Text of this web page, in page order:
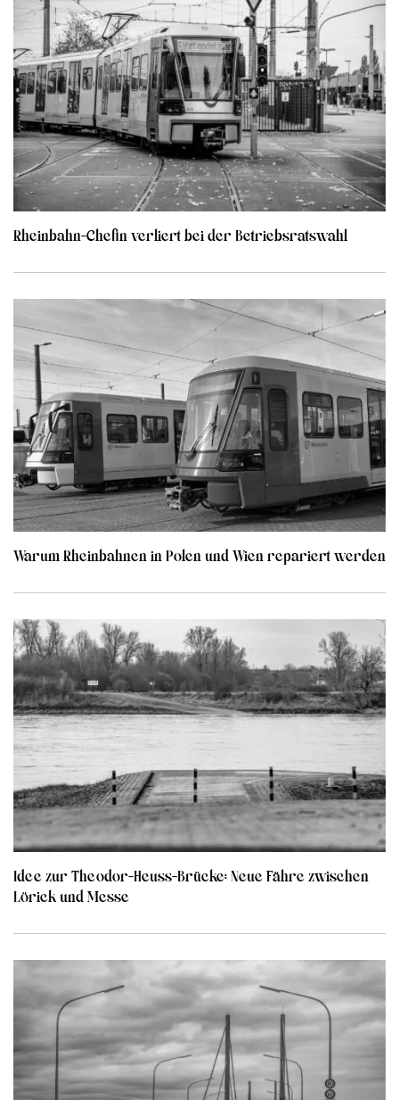
Rheinbahn-Chefin verliert bei der Betriebsratswahl
Warum Rheinbahnen in Polen und Wien repariert werden
Idee zur Theodor-Heuss-Brücke: Neue Fähre zwischen
Lörick und Messe